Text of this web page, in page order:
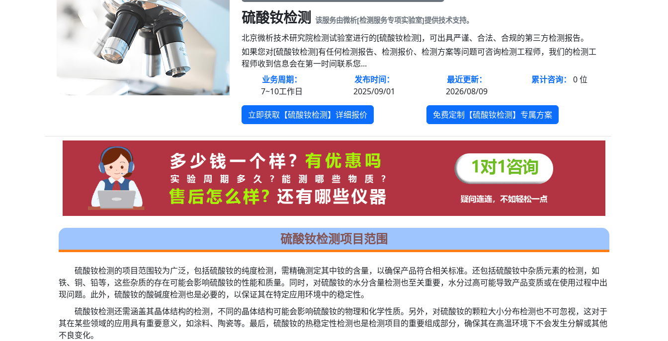
硫酸钕检测 该服务由微析[检测服务专项实验室]提供技术支持。
北京微析技术研究院检测试验室进行的[硫酸钕检测]，可出具严谨、合法、合规的第三方检测报告。
如果您对[硫酸钕检测]有任何检测报告、检测报价、检测方案等问题可咨询检测工程师，我们的检测工
程师收到信息会在第一时间联系您...
业务周期：
7~10工作日
发布时间：
2025/09/01
最近更新：
2026/08/09
累计咨询： 0位
立即获取【硫酸钕检测】详细报价 免费定制【硫酸钕检测】专属方案
硫酸钕检测项目范围
硫酸钕检测的项目范围较为广泛，包括硫酸钕的纯度检测，需精确测定其中钕的含量，以确保产品符合相关标准。还包括硫酸钕中杂质元素的检测，如
铁、铜、铅等，这些杂质的存在可能会影响硫酸钕的性能和质量。同时，对硫酸钕的水分含量检测也至关重要，水分过高可能导致产品变质或在使用过程中出
现问题。此外，硫酸钕的酸碱度检测也是必要的，以保证其在特定应用环境中的稳定性。
硫酸钕检测还需涵盖其晶体结构的检测，不同的晶体结构可能会影响硫酸钕的物理和化学性质。另外，对硫酸钕的颗粒大小分布检测也不可忽视，这对于
其在某些领域的应用具有重要意义，如涂料、陶瓷等。最后，硫酸钕的热稳定性检测也是检测项目的重要组成部分，确保其在高温环境下不会发生分解或其他
不良变化。